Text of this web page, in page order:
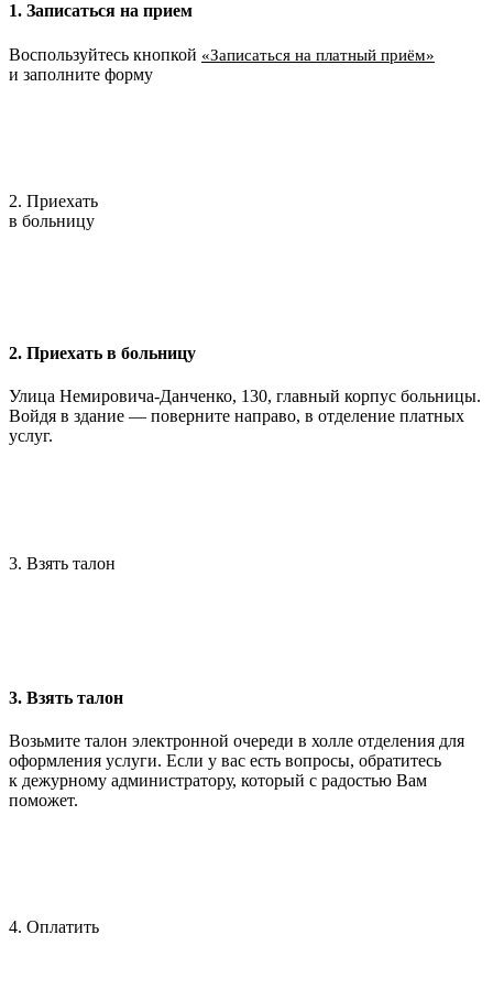
1. Записаться на прием
Воспользуйтесь кнопкой «Записаться на платный приём»
и заполните форму
2. Приехать
в больницу
2. Приехать в больницу
Улица Немировича-Данченко, 130, главный корпус больницы.
Войдя в здание — поверните направо, в отделение платных
услуг.
3. Взять талон
3. Взять талон
Возьмите талон электронной очереди в холле отделения для
оформления услуги. Если у вас есть вопросы, обратитесь
к дежурному администратору, который с радостью Вам
поможет.
4. Оплатить